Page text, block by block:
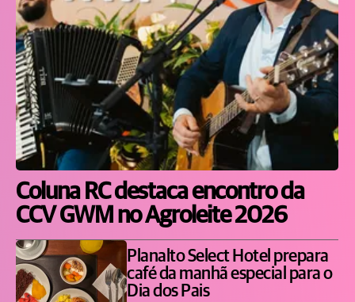
Coluna RC destaca encontro da
CCV GWM no Agroleite 2026
Planalto Select Hotel prepara
café da manhã especial para o
Dia dos Pais